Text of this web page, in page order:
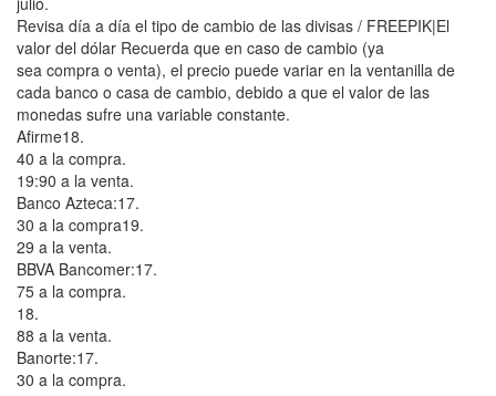
Revisa día a día el tipo de cambio de las divisas / FREEPIK|El
valor del dólar Recuerda que en caso de cambio (ya
sea compra o venta), el precio puede variar en la ventanilla de
cada banco o casa de cambio, debido a que el valor de las
monedas sufre una variable constante.
Afirme18.
40 a la compra.
19:90 a la venta.
Banco Azteca:17.
30 a la compra19.
29 a la venta.
BBVA Bancomer:17.
75 a la compra.
18.
88 a la venta.
Banorte:17.
30 a la compra.